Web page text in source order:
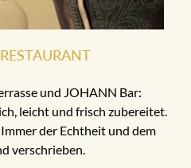
und JOHANN Bar:
leicht und frisch zubereitet.
der Echtheit und dem
verschrieben.